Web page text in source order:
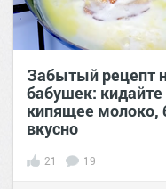
Забытый рецепт
бабушек: кидайте
кипящее молоко,
вкусно
21 19